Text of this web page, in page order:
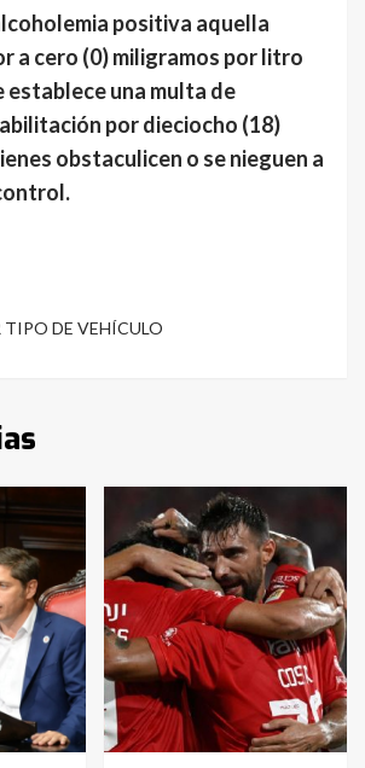
positiva aquella
a cero (0) miligramos por litro
establece una multa de
por dieciocho (18)
obstaculicen o se nieguen a
TIPO DE VEHÍCULO